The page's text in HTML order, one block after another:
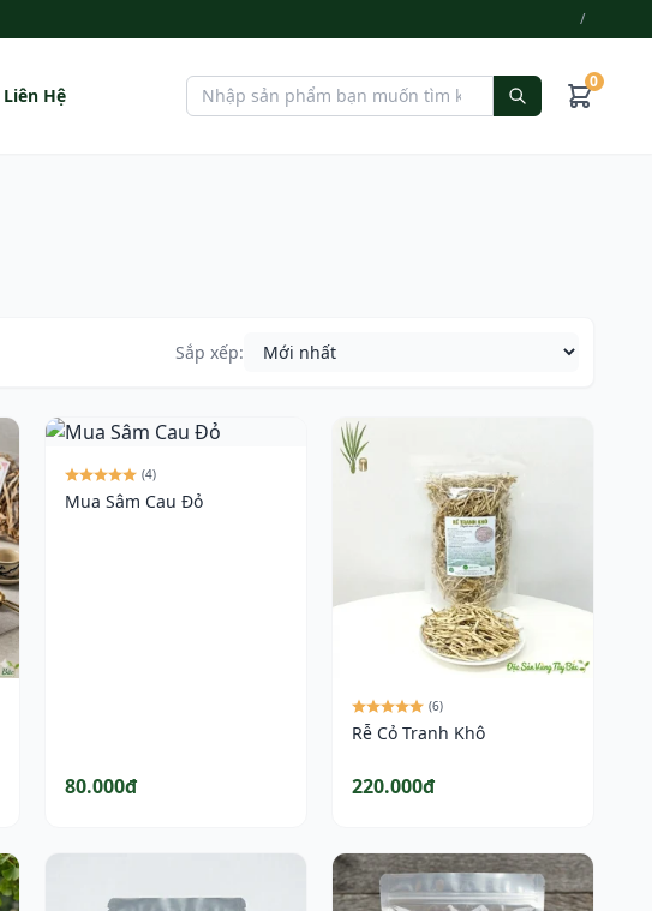
/
Liên Hệ
0
Sắp xếp:
(4)
Mua Sâm Cau Đỏ
80.000đ
(6)
Rễ Cỏ Tranh Khô
220.000đ